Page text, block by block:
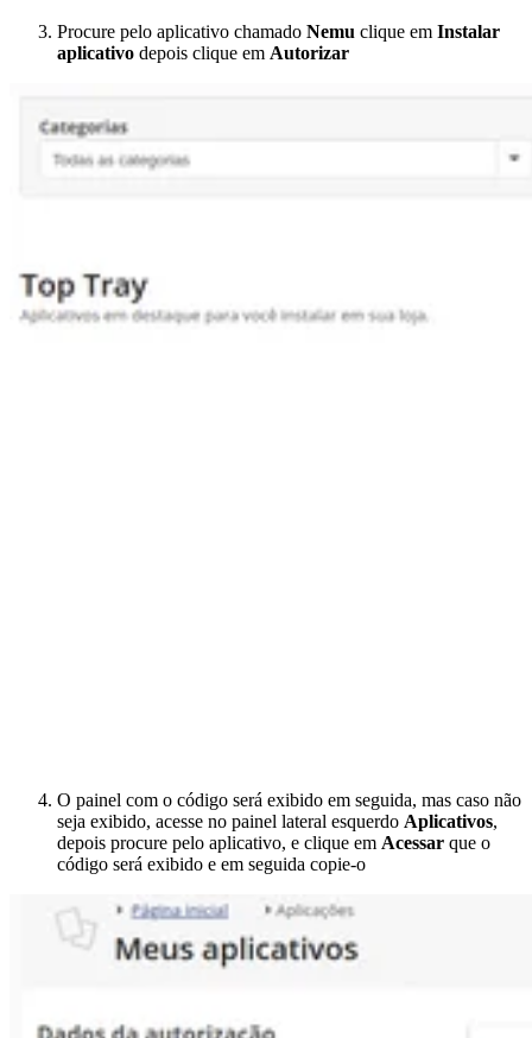
Procure pelo aplicativo chamado Nemu clique em Instalar
aplicativo depois clique em Autorizar
O painel com o código será exibido em seguida, mas caso não
seja exibido, acesse no painel lateral esquerdo Aplicativos,
depois procure pelo aplicativo, e clique em Acessar que o
código será exibido e em seguida copie-o